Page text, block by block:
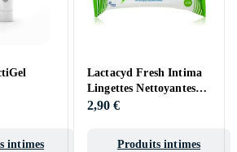
intimes
Lactacyd Fresh Intima
Lingettes Nettoyantes
15st
2,90 €
Produits intimes